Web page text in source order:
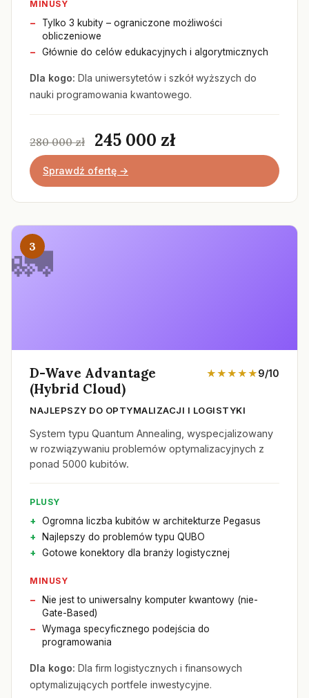
MINUSY
Tylko 3 kubity – ograniczone możliwości
obliczeniowe
Głównie do celów edukacyjnych i algorytmicznych
Dla kogo: Dla uniwersytetów i szkół wyższych do
nauki programowania kwantowego.
280 000 zł 245 000 zł
Sprawdź ofertę →
3
D-Wave Advantage
(Hybrid Cloud)
★★★★★9/10
NAJLEPSZY DO OPTYMALIZACJI I LOGISTYKI
System typu Quantum Annealing, wyspecjalizowany
w rozwiązywaniu problemów optymalizacyjnych z
ponad 5000 kubitów.
PLUSY
Ogromna liczba kubitów w architekturze Pegasus
Najlepszy do problemów typu QUBO
Gotowe konektory dla branży logistycznej
MINUSY
Nie jest to uniwersalny komputer kwantowy (nie-
Gate-Based)
Wymaga specyficznego podejścia do
programowania
Dla kogo: Dla firm logistycznych i finansowych
optymalizujących portfele inwestycyjne.